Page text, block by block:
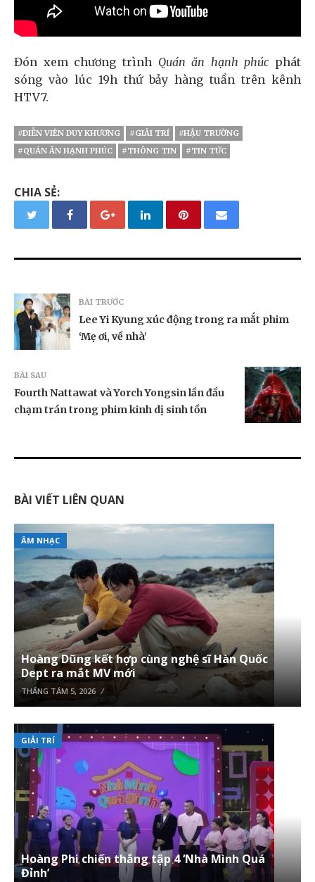
Đón xem chương trình Quán ăn hạnh phúc phát
sóng vào lúc 19h thứ bảy hàng tuần trên kênh
HTV7.
#DIỄN VIÊN DUY KHƯƠNG #GIẢI TRÍ
#HẬU TRƯỜNG
#QUÁN ĂN HẠNH PHÚC
#THÔNG TIN #TIN TỨC
CHIA SẺ:
BÀI TRƯỚC
Lee Yi Kyung xúc động trong ra mắt phim
‘Mẹ ơi, về nhà’
BÀI SAU
Fourth Nattawat và Yorch Yongsin lần đầu
chạm trán trong phim kinh dị sinh tồn
BÀI VIẾT LIÊN QUAN
ÂM NHẠC
Hoàng Dũng kết hợp cùng nghệ sĩ Hàn Quốc
Dept ra mắt MV mới
THÁNG TÁM 5, 2026
GIẢI TRÍ
Hoàng Phi chiến thắng tập 4 ‘Nhà Mình Quá
Đỉnh’